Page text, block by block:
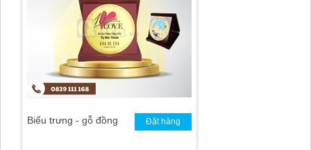
Biểu trưng - gỗ đồng Đặt hàng
Kỷ niệm chương Đại hội 1